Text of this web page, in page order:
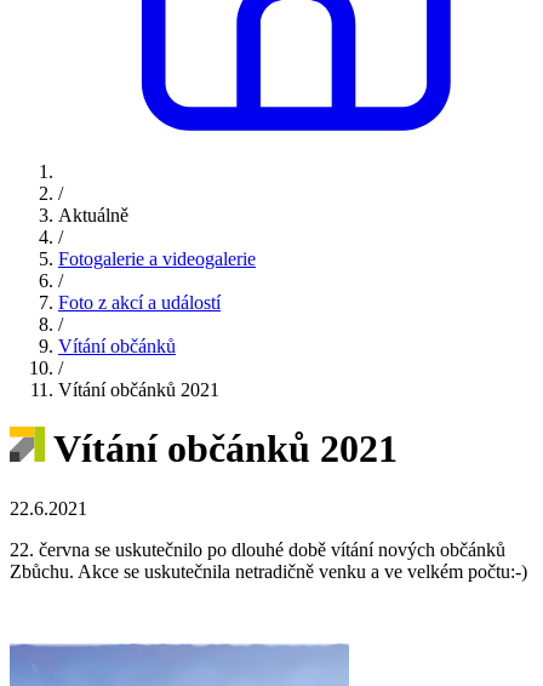
/
Aktuálně
/
Fotogalerie a videogalerie
/
Foto z akcí a událostí
/
Vítání občánků
/
Vítání občánků 2021
Vítání občánků 2021
22.6.2021
22. června se uskutečnilo po dlouhé době vítání nových občánků
Zbůchu. Akce se uskutečnila netradičně venku a ve velkém počtu:-)